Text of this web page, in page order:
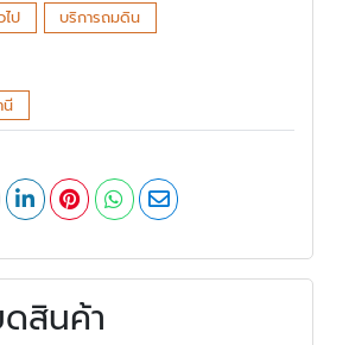
ป บริการถมดิน
นี
ดสินค้า